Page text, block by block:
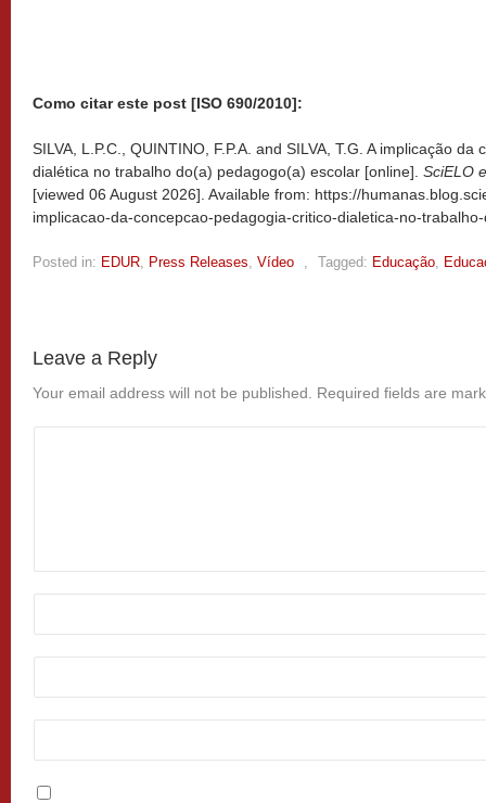
Como citar este post [ISO 690/2010]:
SILVA, L.P.C., QUINTINO, F.P.A. and SILVA, T.G. A implicação
dialética no trabalho do(a) pedagogo(a) escolar [online]. SciELO
[viewed 06 August 2026]. Available from: https://
implicacao-da-concepcao-pedagogia-critico-dialetica-no-
Posted in: EDUR Press Releases Vídeo Tagged: Educação
Leave a Reply
Your email address will not be published. Required fields are